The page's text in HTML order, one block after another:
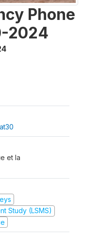
Phone
2024
et la
Study (LSMS)